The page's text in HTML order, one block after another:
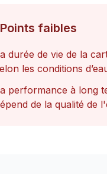
Points faibles
durée de vie de la
les conditions
performance à long
de la qualité de